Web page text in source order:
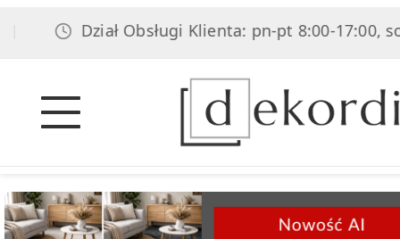
Dział Obsługi Klienta: pn-pt 8:00-17:00, sob 8:00-